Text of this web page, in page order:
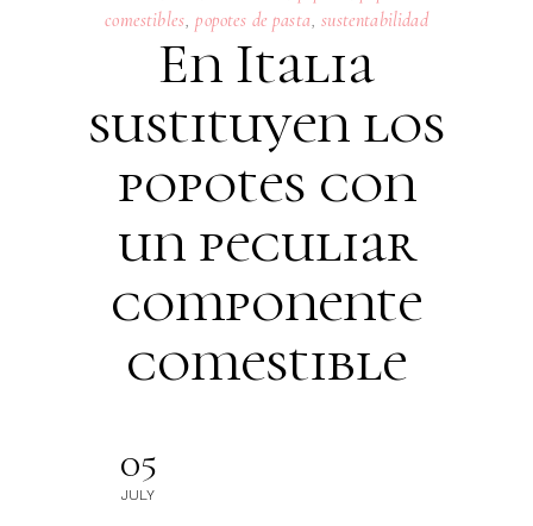
comestibles ,popotes de pasta ,sustentabilidad
En Italia
sustituyen los
popotes con
un peculiar
componente
comestible
05
JULY